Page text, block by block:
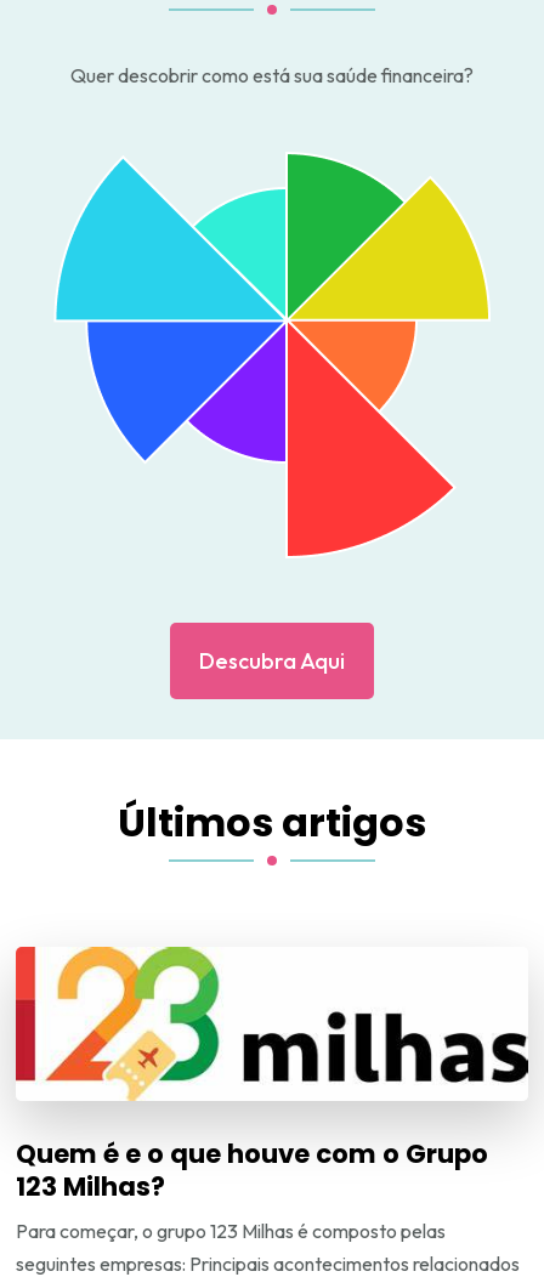
Quer descobrir como está sua saúde financeira?
Descubra Aqui
Últimos artigos
Quem é e o que houve com o Grupo
123 Milhas?
Para começar, o grupo 123 Milhas é composto pelas
seguintes empresas: Principais acontecimentos relacionados